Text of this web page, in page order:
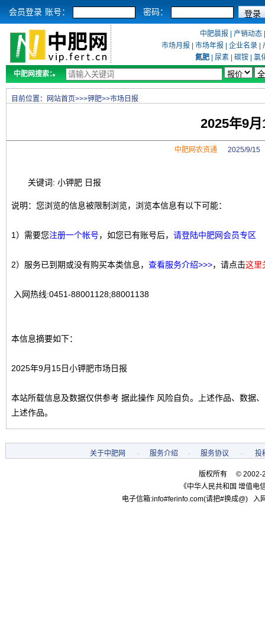
会员登录 账号： 密码：
中肥晨报 产销动态
市场月报
市场年报 企业名录
氮肥
尿素 碳铵
氯
中肥网搜索：
目前位置： 网站首页>>>钾肥>>市场日报
2025年9
中肥网农资通 2025/9/15
关键词: 小钾肥 日报
说明：您浏览的信息被限制浏览，浏览本信息有以下可能：
1）需要您注册一个帐号，如您已有账号后， 请登陆中肥网会员专区
2）服务已到期或没有购买本类信息， 查看服务介绍>>>，请点击这里
入网热线:0451-88001128;88001138
本信息摘要如下：
2025年9月15日小钾肥市场日报
本站所载信息及数据仅供参考 据此操作 风险自负。上述作品、数据
上述作品。
关于中肥网 - 服务介绍 - 服务协议 - 投
版权所有 © 2002-
《中华人民共和国 增值电
电子信箱:info#ferinfo.com(请把#换成@)